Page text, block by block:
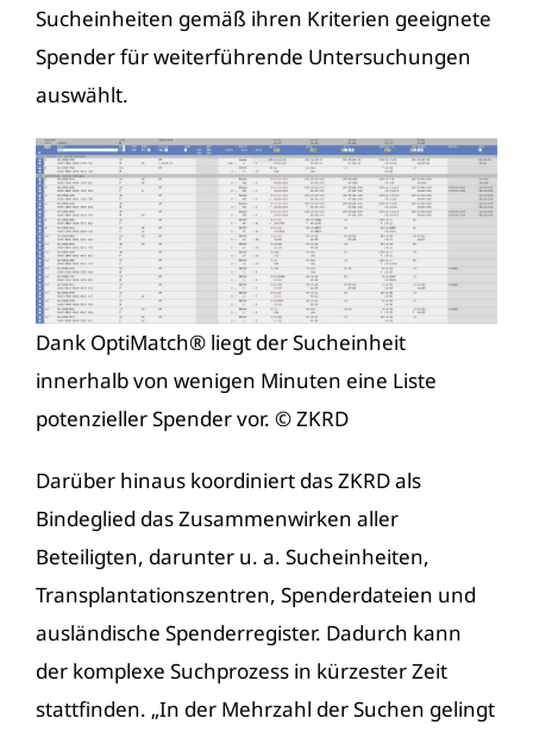
Sucheinheiten gemäß ihren Kriterien geeignete
Spender für weiterführende Untersuchungen
auswählt.
Dank OptiMatch® liegt der Sucheinheit
innerhalb von wenigen Minuten eine Liste
potenzieller Spender vor. © ZKRD
Darüber hinaus koordiniert das ZKRD als
Bindeglied das Zusammenwirken aller
Beteiligten, darunter u. a. Sucheinheiten,
Transplantationszentren, Spenderdateien und
ausländische Spenderregister. Dadurch kann
der komplexe Suchprozess in kürzester Zeit
stattfinden. „In der Mehrzahl der Suchen gelingt